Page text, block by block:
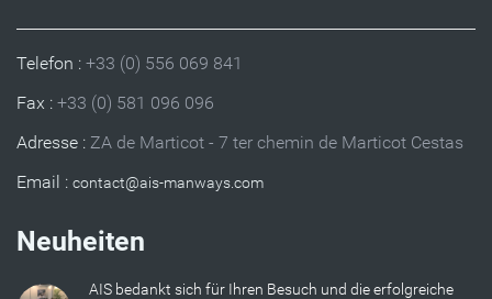
Telefon : +33 (0) 556 069 841
Fax : +33 (0) 581 096 096
Adresse : ZA de Marticot - 7 ter chemin de Marticot Cestas
Email :
Neuheiten
AIS bedankt sich für Ihren Besuch und die erfolgreiche